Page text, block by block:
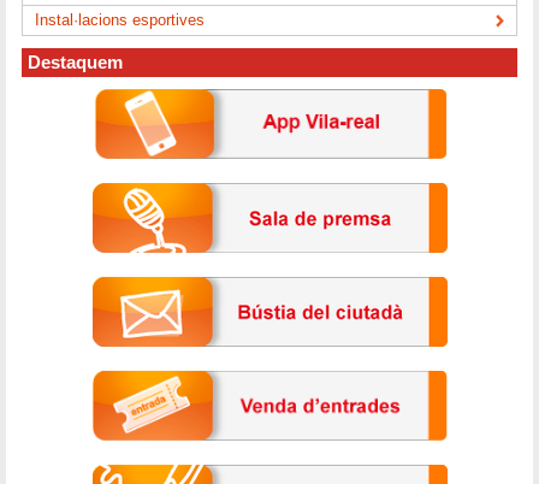
Instal·lacions esportives
Destaquem